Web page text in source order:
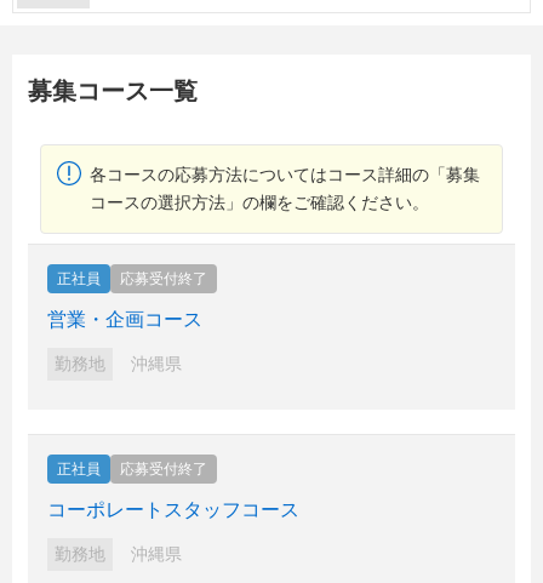
募集コース一覧
各コースの応募方法についてはコース詳細の「募集
コースの選択方法」の欄をご確認ください。
正社員 応募受付終了
営業・企画コース
勤務地 沖縄県
正社員 応募受付終了
コーポレートスタッフコース
勤務地 沖縄県